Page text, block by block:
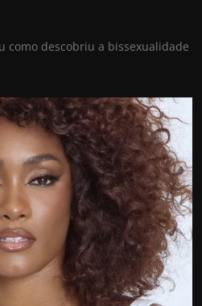
como descobriu a bissexualidade